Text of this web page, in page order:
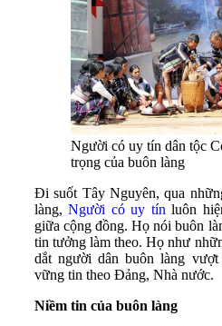
Người có uy tín dân tộc
trọng của buôn làng
Đi suốt Tây Nguyên, qua
làng,Người có uy tín luôn
giữa cộng đồng. Họ nói buôn
tin tưởng làm theo. Họ như
dắt người dân buôn làng
vững tin theo Đảng, Nhà nước.
Niềm tin của buôn làng